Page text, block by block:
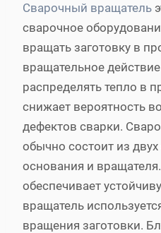
Сварочный вращатель
сварочное
вращать заготовку в
вращательное
распределять тепло в
снижает вероятность
дефектов сварки.
обычно состоит из
основания и
обеспечивает
вращатель
вращения заготовки.